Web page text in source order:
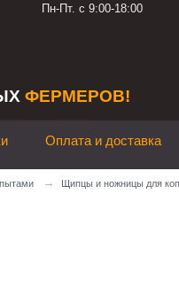
Пн-Пт. с 9:00-18:00
ФЕРМЕРОВ!
Оплата и доставка
→ Щипцы и ножницы для